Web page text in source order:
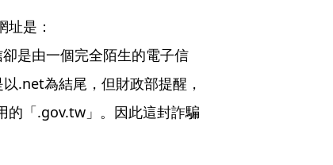
是：
是由一個完全陌生的電子信
.net為結尾，但財政部提醒，
的「.gov.tw」。因此這封詐騙